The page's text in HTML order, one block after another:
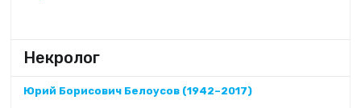
Некролог
Юрий Борисович Белоусов (1942–2017)